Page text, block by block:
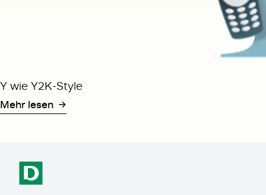
Y wie Y2K-Style
Mehr lesen